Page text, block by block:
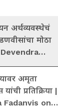
अर्थव्यवस्थेचं
मोठा
| CII Summit
अमृता
प्रतिक्रिया |
Fadanvis on